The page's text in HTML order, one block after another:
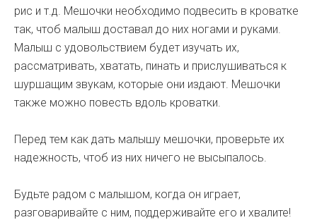
рис и т.д. Мешочки необходимо подвесить в кроватке
так, чтоб малыш доставал до них ногами и руками.
Малыш с удовольствием будет изучать их,
рассматривать, хватать, пинать и прислушиваться к
шуршащим звукам, которые они издают. Мешочки
также можно повесть вдоль кроватки.
Перед тем как дать малышу мешочки, проверьте их
надежность, чтоб из них ничего не высыпалось.
Будьте радом с малышом, когда он играет,
разговаривайте с ним, поддерживайте его и хвалите!